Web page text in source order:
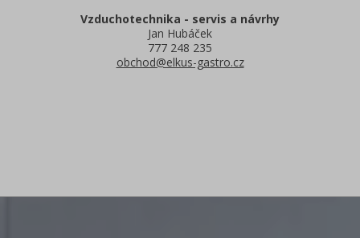
Vzduchotechnika - servis a návrhy
Jan Hubáček
777 248 235
obchod@elkus-gastro.cz